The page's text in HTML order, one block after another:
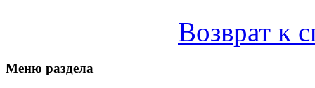
Возврат к
Меню раздела